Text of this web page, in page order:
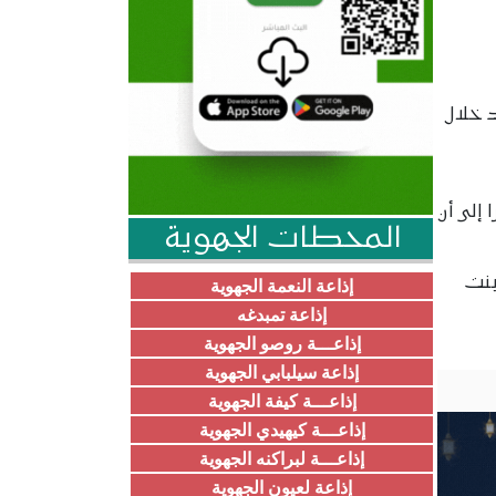
خلال
إلى أن
المحطات الجهوية
إذاعة النعمة الجهوية
إذاعة تمبدغه
إذاعـــة روصو الجهوية
إذاعة سيلبابي الجهوية
إذاعـــة كيفة الجهوية
إذاعـــة كيهيدي الجهوية
إذاعـــة لبراكنه الجهوية
إذاعة لعيون الجهوية